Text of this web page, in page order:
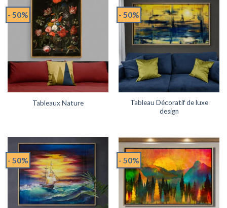
- 50%
Tableaux Nature
- 50%
Tableau Décoratif de luxe
design
- 50% - 50%